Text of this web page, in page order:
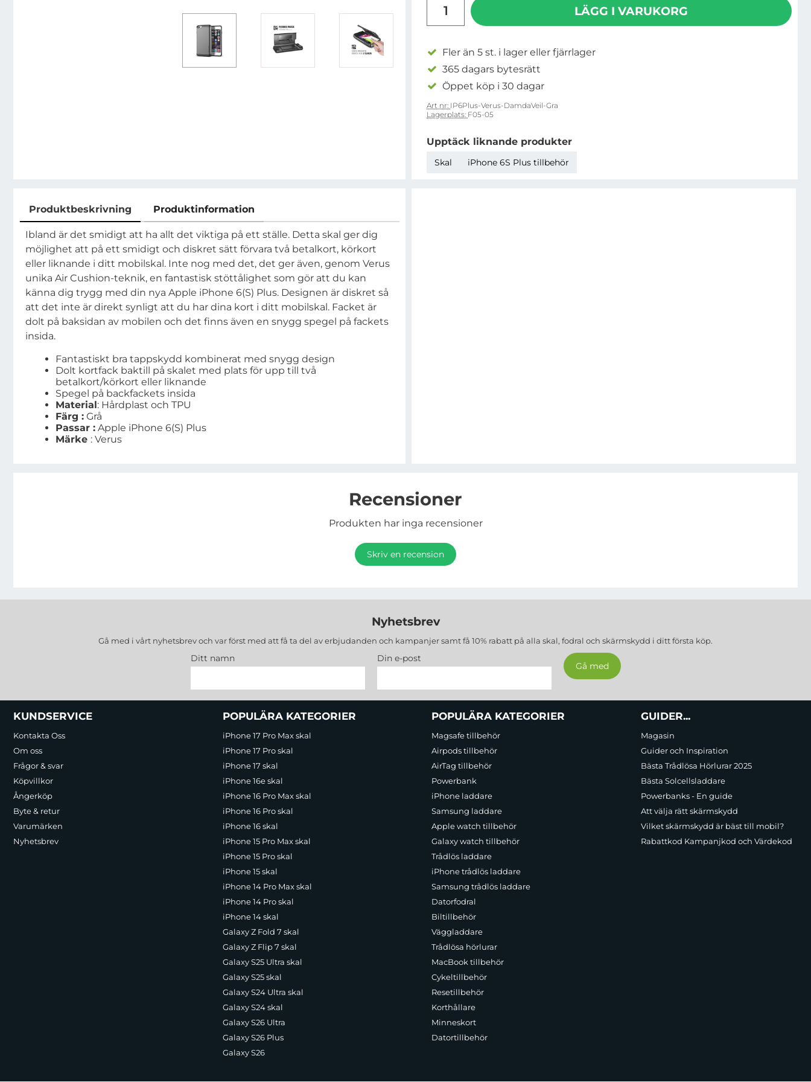
LÄGG I VARUKORG
Fler än 5 st. i lager eller fjärrlager
365 dagars bytesrätt
Öppet köp i 30 dagar
Art nr: IP6Plus-Verus-DamdaVeil-Gra
Lagerplats: F05-05
Upptäck liknande produkter
Skal iPhone 6S Plus tillbehör
Produktbeskrivning Produktinformation
Produktbeskrivning
Ibland är det smidigt att ha allt det viktiga på ett ställe. Detta skal ger dig
möjlighet att på ett smidigt och diskret sätt förvara två betalkort, körkort
eller liknande i ditt mobilskal. Inte nog med det, det ger även, genom Verus
unika Air Cushion-teknik, en fantastisk stöttålighet som gör att du kan
känna dig trygg med din nya Apple iPhone 6(S) Plus. Designen är diskret så
att det inte är direkt synligt att du har dina kort i ditt mobilskal. Facket är
dolt på baksidan av mobilen och det finns även en snygg spegel på fackets
insida.
Fantastiskt bra tappskydd kombinerat med snygg design
Dolt kortfack baktill på skalet med plats för upp till två
betalkort/körkort eller liknande
Spegel på backfackets insida
Material: Hårdplast och TPU
Färg : Grå
Passar : Apple iPhone 6(S) Plus
Märke : Verus
Recensioner
Produkten har inga recensioner
Skriv en recension
Nyhetsbrev
Gå med i vårt nyhetsbrev och var först med att få ta del av erbjudanden och kampanjer samt få 10% rabatt på alla skal, fodral och skärmskydd i ditt första köp.
Ditt namn Din e-post
Sidfot Blandad info och länkar
KUNDSERVICE
Kontakta Oss
Om oss
Frågor & svar
Köpvillkor
Ångerköp
Byte & retur
Varumärken
Nyhetsbrev
POPULÄRA KATEGORIER
iPhone 17 Pro Max skal
iPhone 17 Pro skal
iPhone 17 skal
iPhone 16e skal
iPhone 16 Pro Max skal
iPhone 16 Pro skal
iPhone 16 skal
iPhone 15 Pro Max skal
iPhone 15 Pro skal
iPhone 15 skal
iPhone 14 Pro Max skal
iPhone 14 Pro skal
iPhone 14 skal
Galaxy Z Fold 7 skal
Galaxy Z Flip 7 skal
Galaxy S25 Ultra skal
Galaxy S25 skal
Galaxy S24 Ultra skal
Galaxy S24 skal
Galaxy S26 Ultra
Galaxy S26 Plus
Galaxy S26
POPULÄRA KATEGORIER
Magsafe tillbehör
Airpods tillbehör
AirTag tillbehör
Powerbank
iPhone laddare
Samsung laddare
Apple watch tillbehör
Galaxy watch tillbehör
Trådlös laddare
iPhone trådlös laddare
Samsung trådlös laddare
Datorfodral
Biltillbehör
Väggladdare
Trådlösa hörlurar
MacBook tillbehör
Cykeltillbehör
Resetillbehör
Korthållare
Minneskort
Datortillbehör
GUIDER...
Magasin
Guider och Inspiration
Bästa Trådlösa Hörlurar 2025
Bästa Solcellsladdare
Powerbanks - En guide
Att välja rätt skärmskydd
Vilket skärmskydd är bäst till mobil?
Rabattkod Kampanjkod och Värdekod